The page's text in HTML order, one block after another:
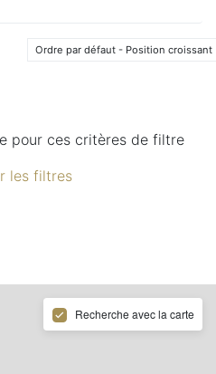
Ordre par défaut - Position croissant
pour ces critères de filtre
les filtres
Recherche avec la carte